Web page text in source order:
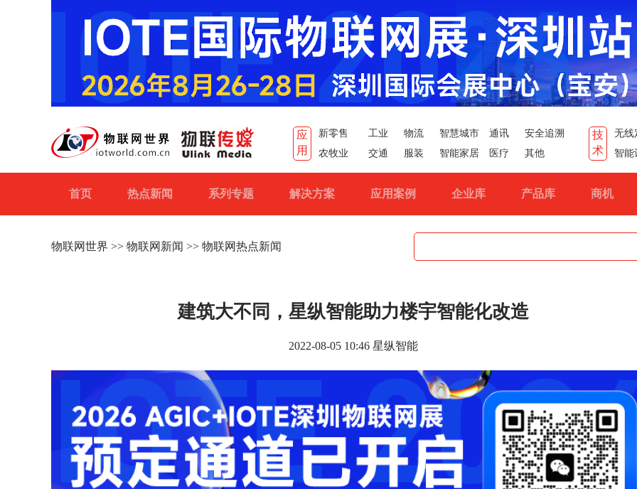
应
用
新零售 工业 物流 智慧城市 通讯
安全追溯
农牧业
交通 服装 智能家居 医疗 其他
技
术
无线
智能
首页 热点新闻 系列专题 解决方案 应用案例 企业库 产品库 商机
物联网世界 >> 物联网新闻 >> 物联网热点新闻
建筑大不同，星纵智能助力楼宇智能化改造
2022-08-05 10:46 星纵智能